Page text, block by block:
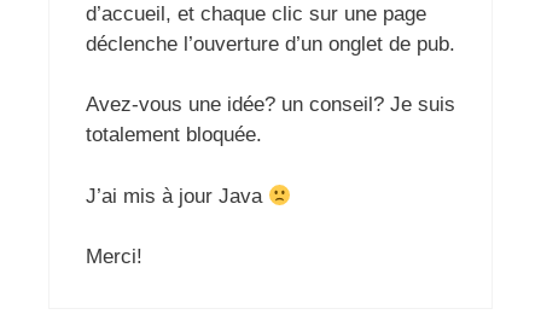
d’accueil, et chaque clic sur une page
déclenche l’ouverture d’un onglet de pub.
Avez-vous une idée? un conseil? Je suis
totalement bloquée.
J’ai mis à jour Java
Merci!